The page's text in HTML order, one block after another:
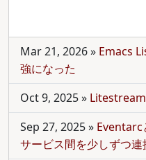
Mar 21, 2026» Emacs
強になった
Oct 9, 2025»
Sep 27, 2025»
サービス間を少しずつ連